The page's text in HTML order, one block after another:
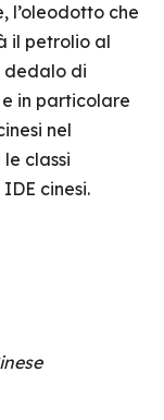
l’oleodotto che
il petrolio al
dedalo di
in particolare
nel
classi
cinesi.